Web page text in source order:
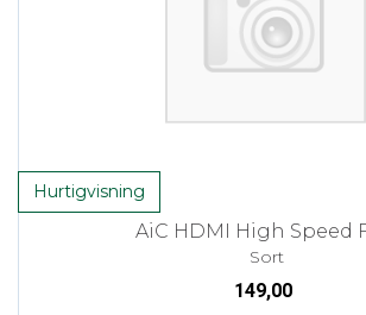
Hurtigvisning
AiC HDMI High Speed
Sort
149,00